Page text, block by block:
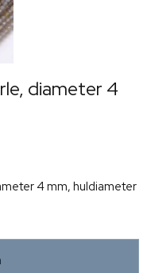
diameter 4
4 mm, huldiameter